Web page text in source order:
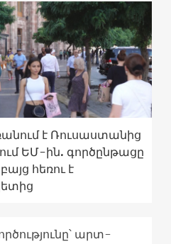
է Ռուսաստանից
ԵՄ-ին. գործընթացը
հեռու է
արտ-